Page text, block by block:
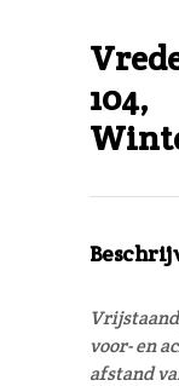
104,
voor- en
afstand